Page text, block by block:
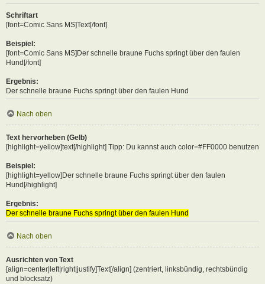
Schriftart
[font=Comic Sans MS]Text[/font]
Beispiel:
[font=Comic Sans MS]Der schnelle braune Fuchs springt über den faulen
Hund[/font]
Ergebnis:
Der schnelle braune Fuchs springt über den faulen Hund
Nach oben
Text hervorheben (Gelb)
[highlight=yellow]text[/highlight] Tipp: Du kannst auch color=#FF0000 benutzen
Beispiel:
[highlight=yellow]Der schnelle braune Fuchs springt über den faulen
Hund[/highlight]
Ergebnis:
Der schnelle braune Fuchs springt über den faulen Hund
Nach oben
Ausrichten von Text
[align=center|left|right|justify]Text[/align] (zentriert, linksbündig, rechtsbündig
und blocksatz)